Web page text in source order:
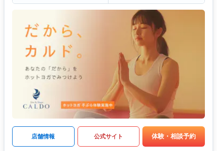
店舗情報 公式サイト 体験・相談予約